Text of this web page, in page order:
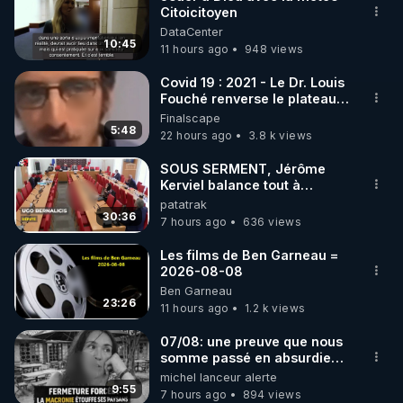
🌱 INSTAGRAM
https://www.instagram.com/rdlr_thierrycasasnovas/
http://rgnr.li/instagram
🌱 LA NEWSLETTER
Pour ne pas rater l’actualité RGNR (stages,
http://rgnr.li/news
🌱 VIDÉOS NON CENSURÉES SUR ODYSEE
Toutes les vidéos Youtube sont aussi sur la
http://rgnr.li/odysee
🌱 LES STAGES EN PRÉSENTIEL
http://rgnr.li/stages
10:45
Citoicitoyen
DataCenter
11 hours ago
948 views
5:48
Covid 19 : 2021 - Le Dr. Louis
Fouché renverse le plateau
de CNews !
Finalscape
22 hours ago
3.8 k views
30:36
SOUS SERMENT, Jérôme
Kerviel balance tout à
l'Assemblée !
patatrak
7 hours ago
636 views
23:26
Les films de Ben Garneau =
2026-08-08
Ben Garneau
11 hours ago
1.2 k views
9:55
07/08: une preuve que nous
somme passé en absurdie
une dictature qui veut faire
taire ses opposant !
michel lanceur alerte
7 hours ago
894 views